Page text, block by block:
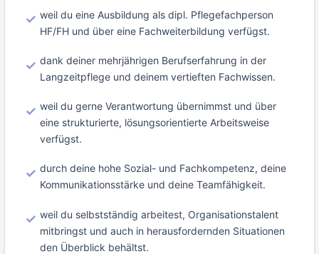
weil du eine Ausbildung als dipl. Pflegefachperson
HF/FH und über eine Fachweiterbildung verfügst.
dank deiner mehrjährigen Berufserfahrung in der
Langzeitpflege und deinem vertieften Fachwissen.
weil du gerne Verantwortung übernimmst und über
eine strukturierte, lösungsorientierte Arbeitsweise
verfügst.
durch deine hohe Sozial- und Fachkompetenz, deine
Kommunikationsstärke und deine Teamfähigkeit.
weil du selbstständig arbeitest, Organisationstalent
mitbringst und auch in herausfordernden Situationen
den Überblick behältst.